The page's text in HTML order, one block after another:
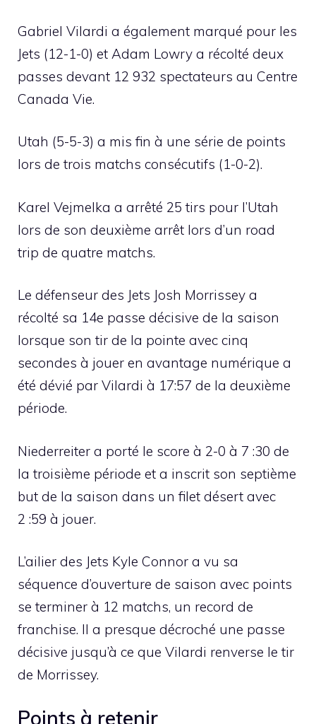
Gabriel Vilardi a également marqué pour les
Jets (12-1-0) et Adam Lowry a récolté deux
passes devant 12 932 spectateurs au Centre
Canada Vie.
Utah (5-5-3) a mis fin à une série de points
lors de trois matchs consécutifs (1-0-2).
Karel Vejmelka a arrêté 25 tirs pour l’Utah
lors de son deuxième arrêt lors d’un road
trip de quatre matchs.
Le défenseur des Jets Josh Morrissey a
récolté sa 14e passe décisive de la saison
lorsque son tir de la pointe avec cinq
secondes à jouer en avantage numérique a
été dévié par Vilardi à 17:57 de la deuxième
période.
Niederreiter a porté le score à 2-0 à 7 :30 de
la troisième période et a inscrit son septième
but de la saison dans un filet désert avec
2 :59 à jouer.
L’ailier des Jets Kyle Connor a vu sa
séquence d’ouverture de saison avec points
se terminer à 12 matchs, un record de
franchise. Il a presque décroché une passe
décisive jusqu’à ce que Vilardi renverse le tir
de Morrissey.
Points à retenir